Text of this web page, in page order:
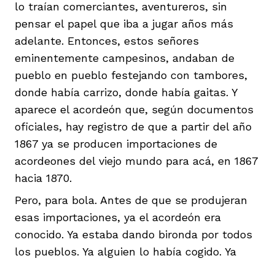
lo traían comerciantes, aventureros, sin
pensar el papel que iba a jugar años más
adelante. Entonces, estos señores
eminentemente campesinos, andaban de
pueblo en pueblo festejando con tambores,
donde había carrizo, donde había gaitas. Y
aparece el acordeón que, según documentos
oficiales, hay registro de que a partir del año
1867 ya se producen importaciones de
acordeones del viejo mundo para acá, en 1867
hacia 1870.
Pero, para bola. Antes de que se produjeran
esas importaciones, ya el acordeón era
conocido. Ya estaba dando bironda por todos
los pueblos. Ya alguien lo había cogido. Ya